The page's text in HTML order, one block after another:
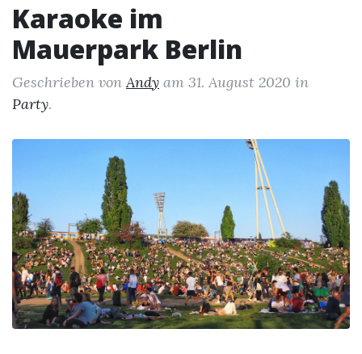
Karaoke im
Mauerpark Berlin
Geschrieben vonAndy am 31. August 2020 in
Party.